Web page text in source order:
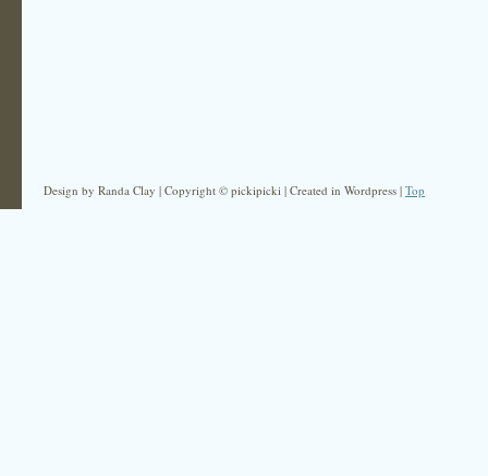
Design by Randa Clay | Copyright © pickipicki | Created in Wordpress | Top